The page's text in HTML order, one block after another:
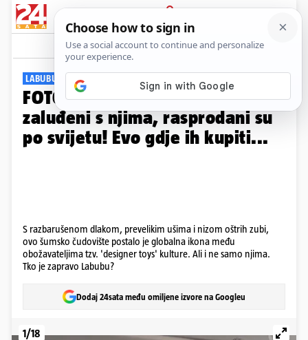
PRIJAVA
Galerija Komentari
LABUBUMANIJA
FOTO Tko je Labubu? I Hrvati su
zaluđeni s njima, rasprodani su
po svijetu! Evo gdje ih kupiti...
S razbarušenom dlakom, prevelikim ušima i nizom oštrih zubi,
ovo šumsko čudovište postalo je globalna ikona među
obožavateljima tzv. 'designer toys' kulture. Ali i ne samo njima.
Tko je zapravo Labubu?
Dodaj 24sata među omiljene izvore na Googleu
1/18